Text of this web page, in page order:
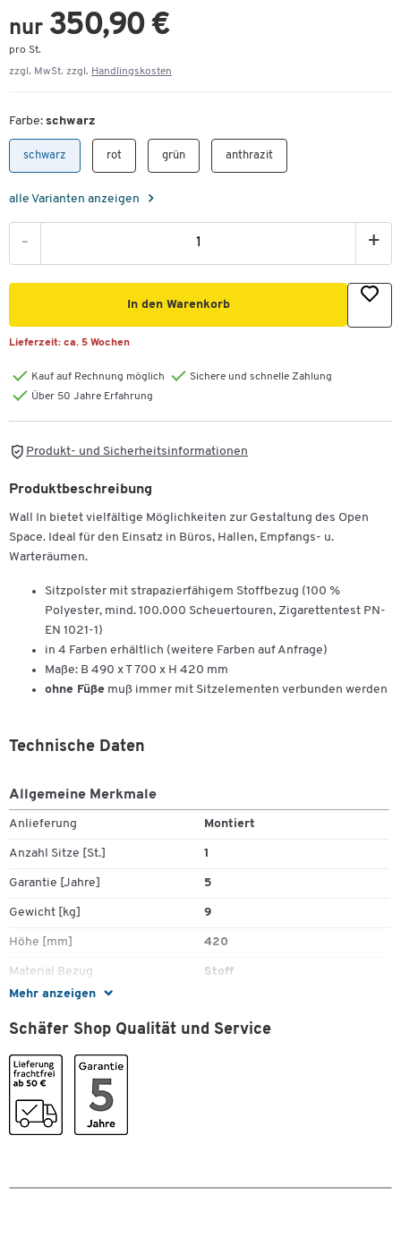
nur 350,90 €
pro St.
zzgl. MwSt. zzgl. Handlingskosten
Farbe: schwarz
schwarz rot grün anthrazit
alle Varianten anzeigen
- +
In den Warenkorb
Lieferzeit: ca. 5 Wochen
Kauf auf Rechnung möglich
Sichere und schnelle Zahlung
Über 50 Jahre Erfahrung
Produkt- und Sicherheitsinformationen
Produktbeschreibung
Wall In bietet vielfältige Möglichkeiten zur Gestaltung des Open
Space. Ideal für den Einsatz in Büros, Hallen, Empfangs- u.
Warteräumen.
Sitzpolster mit strapazierfähigem Stoffbezug (100 %
Polyester, mind. 100.000 Scheuertouren, Zigarettentest PN-
EN 1021-1)
in 4 Farben erhältlich (weitere Farben auf Anfrage)
Maße: B 490 x T 700 x H 420 mm
ohne Füße muß immer mit Sitzelementen verbunden werden
Mehr anzeigen
Technische Daten
Allgemeine Merkmale
Anlieferung Montiert
Anzahl Sitze [St.] 1
Garantie [Jahre] 5
Gewicht [kg] 9
Höhe [mm] 420
Material Bezug Stoff
Material Polsterung
Tiefe [mm] 700
Farben
Farbe
Maße
Schäfer Shop Qualität und Service